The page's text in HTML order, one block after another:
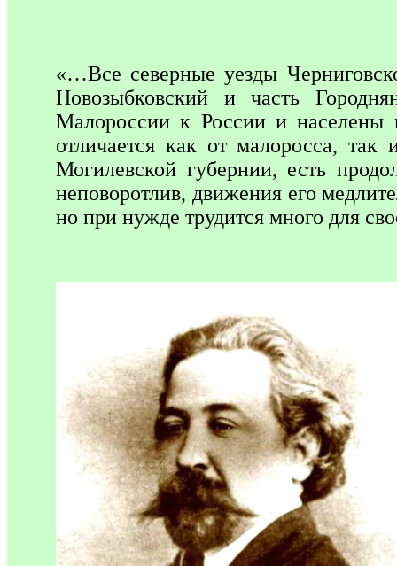
«…Все северные уезды
Новозыбковский и часть
Малороссии к России и населены
отличается как от малоросса,
Могилевской губернии, есть
неповоротлив, движения его
но при нужде трудится много для